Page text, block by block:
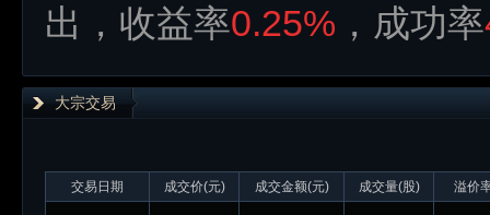
出，收益率0.25% ，成功率
大宗交易
交易日期 成交价(元) 成交金额(元) 成交量(股) 溢价